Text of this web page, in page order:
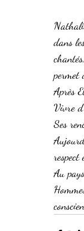
dans
permet
Après
Vivre
Ses
Au